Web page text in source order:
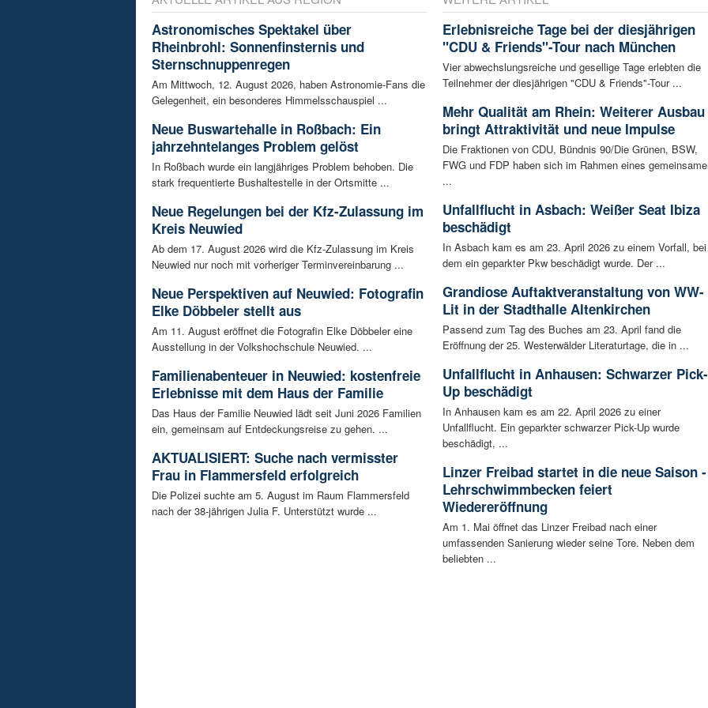
Astronomisches Spektakel über
Rheinbrohl: Sonnenfinsternis und
Sternschnuppenregen
Am Mittwoch, 12. August 2026, haben Astronomie-Fans die
Gelegenheit, ein besonderes Himmelsschauspiel ...
Neue Buswartehalle in Roßbach: Ein
jahrzehntelanges Problem gelöst
In Roßbach wurde ein langjähriges Problem behoben. Die
stark frequentierte Bushaltestelle in der Ortsmitte ...
Neue Regelungen bei der Kfz-Zulassung im
Kreis Neuwied
Ab dem 17. August 2026 wird die Kfz-Zulassung im Kreis
Neuwied nur noch mit vorheriger Terminvereinbarung ...
Neue Perspektiven auf Neuwied: Fotografin
Elke Döbbeler stellt aus
Am 11. August eröffnet die Fotografin Elke Döbbeler eine
Ausstellung in der Volkshochschule Neuwied. ...
Familienabenteuer in Neuwied: kostenfreie
Erlebnisse mit dem Haus der Familie
Das Haus der Familie Neuwied lädt seit Juni 2026 Familien
ein, gemeinsam auf Entdeckungsreise zu gehen. ...
AKTUALISIERT: Suche nach vermisster
Frau in Flammersfeld erfolgreich
Die Polizei suchte am 5. August im Raum Flammersfeld
nach der 38-jährigen Julia F. Unterstützt wurde ...
Erlebnisreiche Tage bei der diesjährigen
"CDU & Friends"-Tour nach München
Vier abwechslungsreiche und gesellige Tage erlebten die
Teilnehmer der diesjährigen "CDU & Friends"-Tour ...
Mehr Qualität am Rhein: Weiterer Ausbau
bringt Attraktivität und neue Impulse
Die Fraktionen von CDU, Bündnis 90/Die Grünen, BSW,
FWG und FDP haben sich im Rahmen eines
...
Unfallflucht in Asbach: Weißer Seat Ibiza
beschädigt
In Asbach kam es am 23. April 2026 zu einem Vorfall, bei
dem ein geparkter Pkw beschädigt wurde. Der ...
Grandiose Auftaktveranstaltung von WW-
Lit in der Stadthalle Altenkirchen
Passend zum Tag des Buches am 23. April fand die
Eröffnung der 25. Westerwälder Literaturtage, die in ...
Unfallflucht in Anhausen: Schwarzer Pick-
Up beschädigt
In Anhausen kam es am 22. April 2026 zu einer
Unfallflucht. Ein geparkter schwarzer Pick-Up wurde
beschädigt, ...
Linzer Freibad startet in die neue Saison -
Lehrschwimmbecken feiert
Wiedereröffnung
Am 1. Mai öffnet das Linzer Freibad nach einer
umfassenden Sanierung wieder seine Tore. Neben dem
beliebten ...